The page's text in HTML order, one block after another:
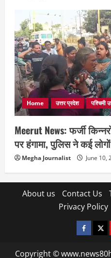
Home उत्तर प्रदेश पश्चिमी
Meerut News: फर्जी
पर हंगामा, पुलिस ने कई
Megha Journalist June 10,
About us Contact Us
Privacy Policy
facebook
Copyright ©